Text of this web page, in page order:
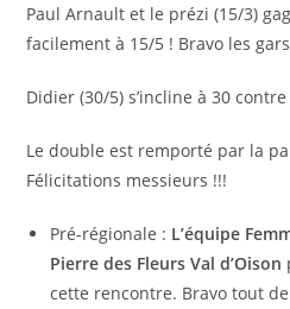
Paul Arnault et le prézi (15/3)
facilement à 15/5 ! Bravo les gars
Didier (30/5) s’incline à 30
Le double est remporté par la
Félicitations messieurs !!!
Pré-régionale : L’équipe
Pierre des Fleurs Val d’Oison
cette rencontre. Bravo tout